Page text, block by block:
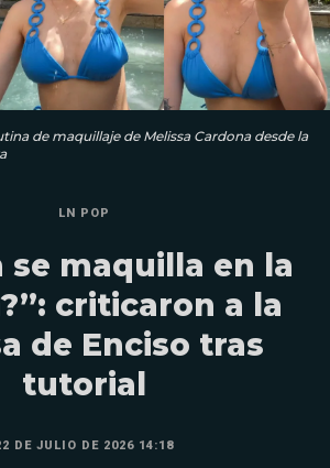
de maquillaje de Melissa Cardona desde la
LN POP
se maquilla en la
criticaron a la
de Enciso tras
tutorial
DE JULIO DE 2026 14:18